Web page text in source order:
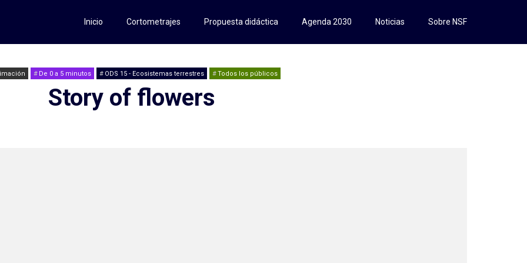
Inicio Cortometrajes Propuesta didáctica Agenda 2030 Noticias Sobre NSF
De 0 a 5 minutos ODS 15 - Ecosistemas terrestres Todos los públicos
Story of flowers